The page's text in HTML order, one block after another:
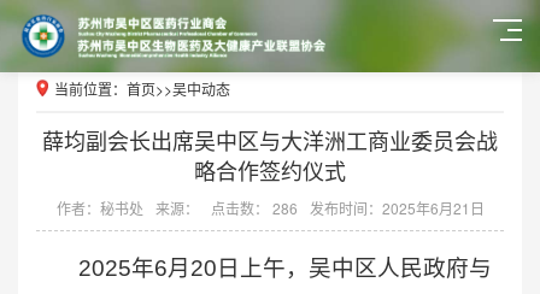
当前位置： 首页>>吴中动态
薛均副会长出席吴中区与大洋洲工商业委员会战
略合作签约仪式
作者：秘书处 来源： 点击数： 286 发布时间：2025年6月21日
2025年6月20日上午，吴中区人民政府与